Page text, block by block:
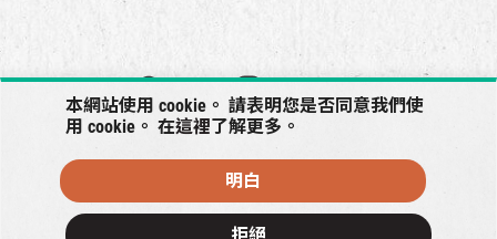
本網站使用 cookie。 請表明您是否同意我們使
用 cookie。 在這裡了解更多。
明白
© 2026 南豐紗廠將保留一切權利